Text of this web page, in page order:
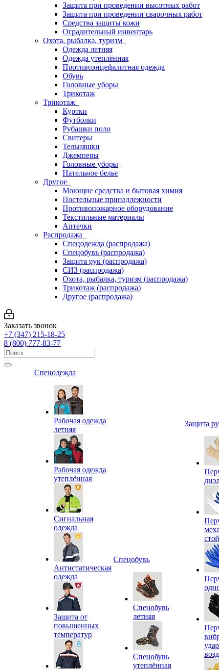
Защита при проведении высотных работ
Защита при проведении сварочных работ
Средства защиты кожи
Оградительный инвентарь
Охота, рыбалка, туризм
Одежда летняя
Одежда утеплённая
Противоэнцефалитная одежда
Обувь
Головные уборы
Трикотаж
Трикотаж
Куртки
Футболки
Рубашки поло
Свитеры
Тельняшки
Джемперы
Головные уборы
Нательное белье
Другое
Моющие средства и бытовая химия
Постельные принадлежности
Противопожарное оборудование
Текстильные материалы
Аптечки
Распродажа
Спецодежда (распродажа)
Спецобувь (распродажа)
Защита рук (распродажа)
СИЗ (распродажа)
Охота, рыбалка, туризм (распродажа)
Трикотаж (распродажа)
Другое (распродажа)
Заказать звонок
+7 (347) 215-18-25
8 (800) 777-83-77
Спецодежда
Рабочая одежда
летняя
Рабочая одежда
утеплённая
Сигнальная
одежда
Антистатическая
одежда
Защита от
повышенных
температур
Спецобувь
Спецобувь
летняя
Спецобувь
утеплённая
Защита